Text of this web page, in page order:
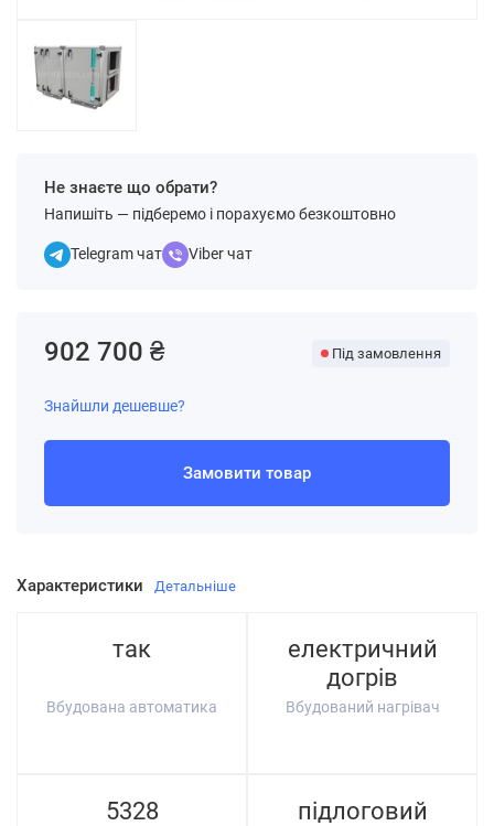
Не знаєте що обрати?
Напишіть — підберемо і порахуємо безкоштовно
Telegram чат Viber чат
Характеристики Детальніше
так
Вбудована автоматика
електричний
догрів
Вбудований нагрівач
5328 підлоговий
902 700 ₴ Під замовлення
Знайшли дешевше?
Замовити товар